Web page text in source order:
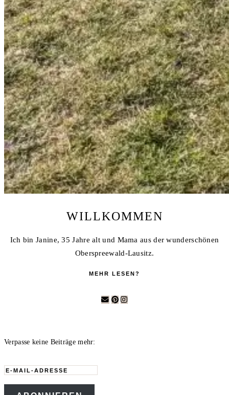
WILLKOMMEN
Ich bin Janine, 35 Jahre alt und Mama aus der wunderschönen
Oberspreewald-Lausitz.
MEHR LESEN?
Verpasse keine Beiträge mehr:
E-
Mail-